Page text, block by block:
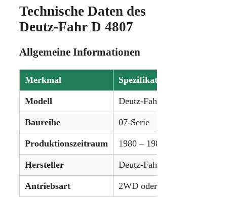
Technische Daten des
Deutz-Fahr D 4807
Allgemeine Informationen
Merkmal Spezifikation
Modell Deutz-Fahr D 4807
Baureihe 07-Serie
Produktionszeitraum 1980 – 1984
Hersteller Deutz-Fahr
Antriebsart 2WD oder 4WD (Allrad)